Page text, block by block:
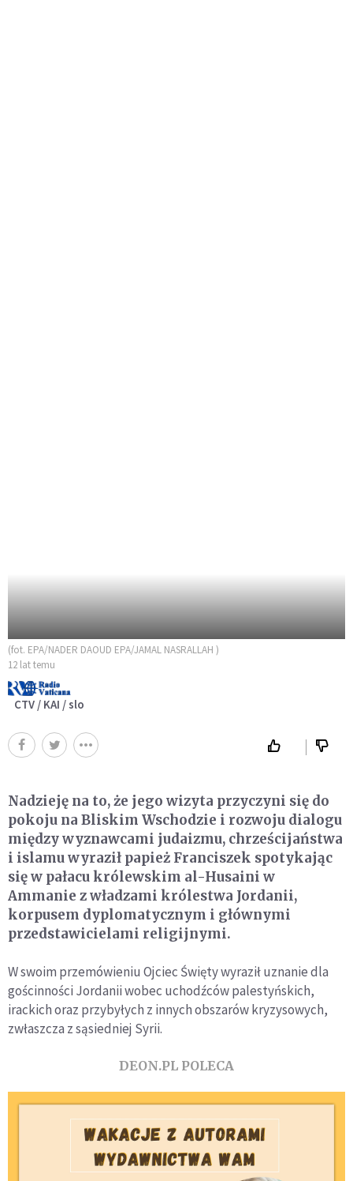
(fot. EPA/NADER DAOUD EPA/JAMAL NASRALLAH )
12 lat temu
CTV / KAI / slo
Nadzieję na to, że jego wizyta przyczyni się do
pokoju na Bliskim Wschodzie i rozwoju dialogu
między wyznawcami judaizmu, chrześcijaństwa
i islamu wyraził papież Franciszek spotykając
się w pałacu królewskim al-Husaini w
Ammanie z władzami królestwa Jordanii,
korpusem dyplomatycznym i głównymi
przedstawicielami religijnymi.
W swoim przemówieniu Ojciec Święty wyraził uznanie dla
gościnności Jordanii wobec uchodźców palestyńskich,
irackich oraz przybyłych z innych obszarów kryzysowych,
zwłaszcza z sąsiedniej Syrii.
DEON.PL POLECA